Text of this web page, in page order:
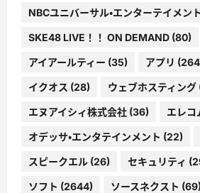
NBCユニバーサル・エンターテイメン
SKE48 LIVE！！ ON DEMAND (80)
アイアールティー (35) アプリ
イクオス (28) ウェブホスティング
エヌアイシィ株式会社 (36) エレコ
オデッサ・エンタテインメント (22)
スピークエル (26) セキュリティ
ソフト (2644) ソースネクスト (69)